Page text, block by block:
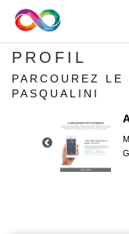
PROFIL
PARCOUREZ
PASQUALINI